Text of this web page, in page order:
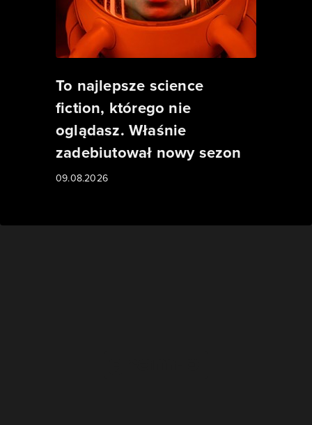
To najlepsze science
fiction, którego nie
oglądasz. Właśnie
zadebiutował nowy sezon
09.08.2026